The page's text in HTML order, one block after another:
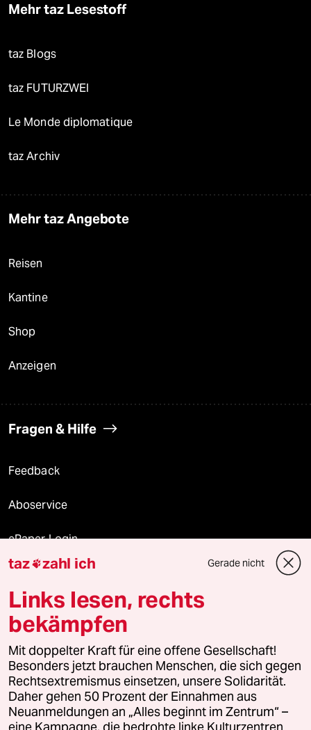
Mehr taz Lesestoff
taz Blogs
taz FUTURZWEI
Le Monde diplomatique
taz Archiv
Mehr taz Angebote
Reisen
Kantine
Shop
Anzeigen
Fragen & Hilfe
Feedback
Aboservice
ePaper Login
Downloads für Abonnierende
© 2026 taz Verlags und Vertriebs GmbH
Alle Rechte vorbehalten. Bei rechtlichen Fragen oder für Genehmigungen
wenden Sie sich bitte an
lizenzen@taz.de
Feedback Redaktionsstatut Kommune-Richtlinien
taz zahl ich Gerade nicht
Links lesen, rechts
bekämpfen
Mit doppelter Kraft für eine offene Gesellschaft!
Besonders jetzt brauchen Menschen, die sich gegen
Rechtsextremismus einsetzen, unsere Solidarität.
Daher gehen 50 Prozent der Einnahmen aus
Neuanmeldungen an „Alles beginnt im Zentrum“ –